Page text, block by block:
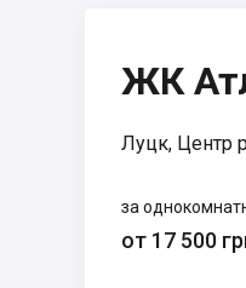
ЖК
Луцк, Центр
за
от 17 500